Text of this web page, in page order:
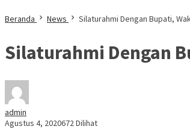
Beranda News Silaturahmi Dengan Bupati,
Silaturahmi Dengan
admin
Agustus 4, 2020672 Dilihat